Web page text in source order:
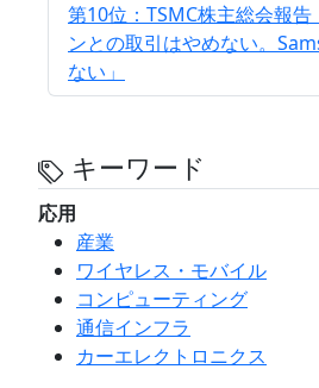
第10位：TSMC株主総会報告
ンとの取引はやめない。
ない」
キーワード
応用
産業
ワイヤレス・モバイル
コンピューティング
通信インフラ
カーエレクトロニクス